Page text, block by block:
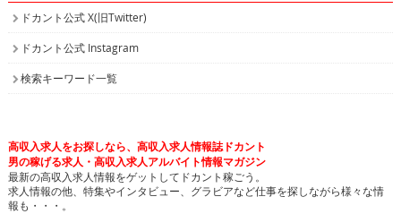
ドカント公式 X(旧Twitter)
ドカント公式 Instagram
検索キーワード一覧
高収入求人をお探しなら、高収入求人情報誌ドカント
男の稼げる求人・高収入求人アルバイト情報マガジン
最新の高収入求人情報をゲットしてドカント稼ごう。
求人情報の他、特集やインタビュー、グラビアなど仕事を探しながら様々な情
報も・・・。